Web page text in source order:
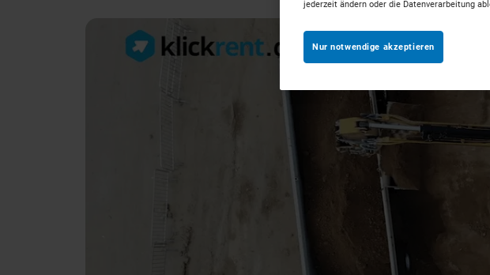
jederzeit ändern oder die Datenverarbeitung
Nur notwendige akzeptieren